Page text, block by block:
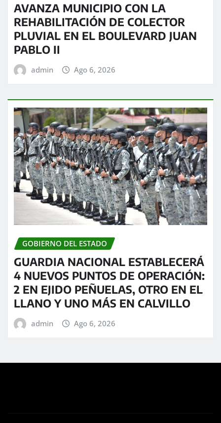
AVANZA MUNICIPIO CON LA
REHABILITACIÓN DE COLECTOR
PLUVIAL EN EL BOULEVARD JUAN
PABLO II
admin Ago 6, 2026
GOBIERNO DEL ESTADO
GUARDIA NACIONAL ESTABLECERÁ
4 NUEVOS PUNTOS DE OPERACIÓN:
2 EN EJIDO PEÑUELAS, OTRO EN EL
LLANO Y UNO MÁS EN CALVILLO
admin Ago 6, 2026